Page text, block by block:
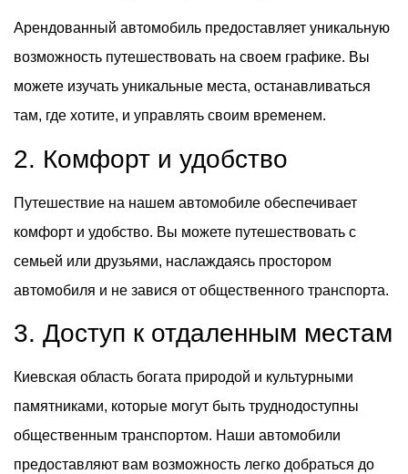
Арендованный автомобиль предоставляет уникальную
возможность путешествовать на своем графике. Вы
можете изучать уникальные места, останавливаться
там, где хотите, и управлять своим временем.
2. Комфорт и удобство
Путешествие на нашем автомобиле обеспечивает
комфорт и удобство. Вы можете путешествовать с
семьей или друзьями, наслаждаясь простором
автомобиля и не завися от общественного транспорта.
3. Доступ к отдаленным местам
Киевская область богата природой и культурными
памятниками, которые могут быть труднодоступны
общественным транспортом. Наши автомобили
предоставляют вам возможность легко добраться до